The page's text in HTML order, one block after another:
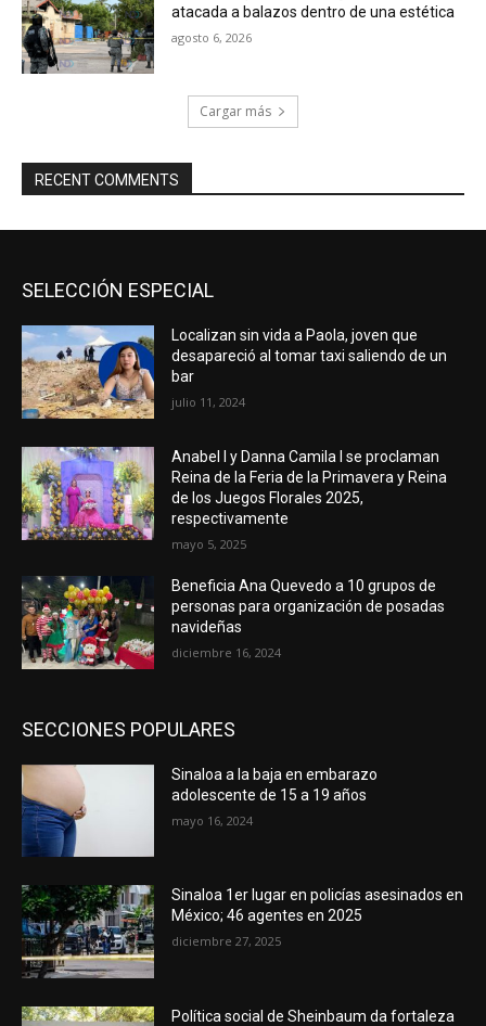
atacada a balazos dentro de una estética
agosto 6, 2026
Cargar más
RECENT COMMENTS
SELECCIÓN ESPECIAL
Localizan sin vida a Paola, joven que
desapareció al tomar taxi saliendo de un
bar
julio 11, 2024
Anabel I y Danna Camila I se proclaman
Reina de la Feria de la Primavera y Reina
de los Juegos Florales 2025,
respectivamente
mayo 5, 2025
Beneficia Ana Quevedo a 10 grupos de
personas para organización de posadas
navideñas
diciembre 16, 2024
SECCIONES POPULARES
Sinaloa a la baja en embarazo
adolescente de 15 a 19 años
mayo 16, 2024
Sinaloa 1er lugar en policías asesinados en
México; 46 agentes en 2025
diciembre 27, 2025
Política social de Sheinbaum da fortaleza